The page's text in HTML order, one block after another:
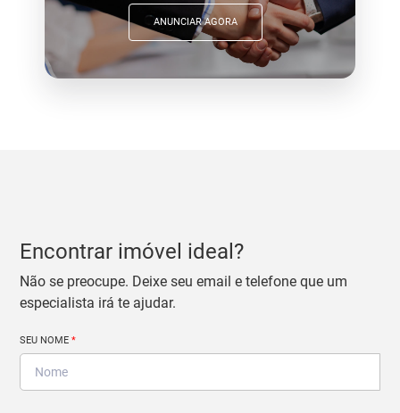
ANUNCIAR AGORA
Encontrar imóvel ideal?
Não se preocupe. Deixe seu email e telefone que um
especialista irá te ajudar.
SEU NOME*